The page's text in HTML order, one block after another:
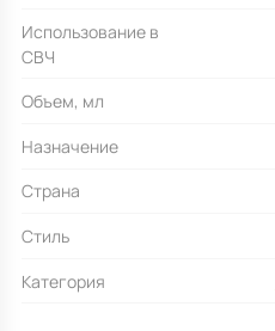
Использование в
СВЧ
Объем, мл
Назначение
Страна
Стиль
Категория